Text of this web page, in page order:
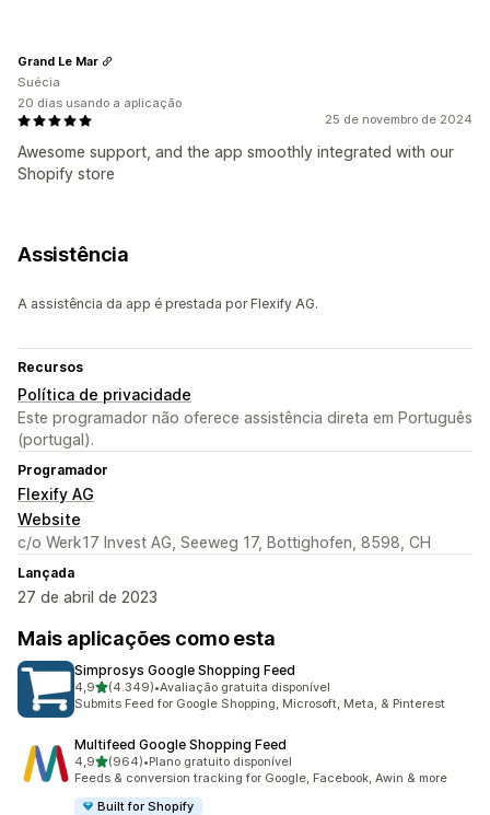
25 de novembro de 2024
Awesome support, and the app smoothly integrated with our
Shopify store
Grand Le Mar
Suécia
20 dias usando a aplicação
Assistência
A assistência da app é prestada por Flexify AG.
Recursos
Política de privacidade
Este programador não oferece assistência direta em Português
(portugal).
Programador
Flexify AG
Website
c/o Werk17 Invest AG, Seeweg 17, Bottighofen, 8598, CH
Lançada
27 de abril de 2023
Mais aplicações como esta
Simprosys Google Shopping Feed
4,9de 5 estrelas
(4.349)
4349 total de avaliações
•Avaliação gratuita disponível
Submits Feed for Google Shopping, Microsoft, Meta, & Pinterest
Multifeed Google Shopping Feed
4,9de 5 estrelas
(964)
964 total de avaliações
•Plano gratuito disponível
Feeds & conversion tracking for Google, Facebook, Awin & more
Built for Shopify